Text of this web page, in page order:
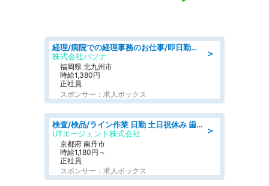
＞
経理/病院での経理事務のお仕事/即日勤務可/車通勤可/経理/一般事務
株式会社パソナ
福岡県 北九州市
時給1,380円
正社員
スポンサー：求人ボックス
＞
検査/検品/ライン作業 日勤 土日祝休み 歯科模型製造 有償休憩あり 残業ほぼなし
UTエージェント株式会社
京都府 南丹市
時給1,180円～
正社員
スポンサー：求人ボックス